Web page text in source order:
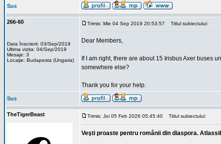
Sus
266-60
Data înscrierii: 03/Sep/2019
Ultima vizita: 04/Sep/2019
Mesaje: 3
Locaţie: Budapesta (Ungaria)
Trimis: Mie 04 Sep 2019 20:53:57 Titlul subiectului:
Dear Members,
If I am right, there are about 15 Irisbus Axer buses
somewhere else?
Thank you for your help.
Sus
TheTigerBeast Trimis: Joi 05 Feb 2026 05:45:40 Titlul subiectului:
Veşti proaste pentru românii din diaspora.